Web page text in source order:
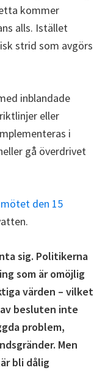
kommer
alls. Istället
strid som avgörs
inblandade
eller
i
gå överdrivet
den 15
sig. Politikerna
som är omöjlig
värden – vilket
besluten inte
problem,
Men
bli dålig